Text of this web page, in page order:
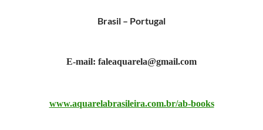
Brasil – Portugal
E-mail: faleaquarela@gmail.com
www.aquarelabrasileira.com.br/ab-books